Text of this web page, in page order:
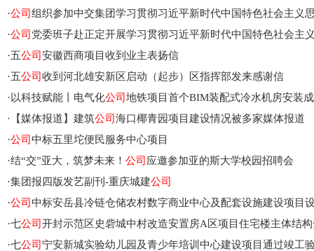
·公司 组织参加中交集团学习贯彻习近平新时代中国特色社会主义
·公司 党委班子赴正定开展学习贯彻习近平新时代中国特色社会主
·五公司 安徽西商项目收到业主表扬信
·五公司 收到河北雄安新区启动（起步）区指挥部发来感谢信
·以科技赋能丨电气化公司 地铁项目首个BIM装配式冷水机房安装
· 【媒体报道】建筑公司 海口椰青园项目建设情况被多家媒体报道
·公司 中标五里坨便民服务中心项目
·结“交”亚大，筑梦未来！ 公司 应邀参加亚的斯大学校园招聘会
·集团报四版发艺副刊-重庆城建公司
·公司 中标安岳县冷链仓储农村数字商业中心及配套设施建设项目
·七公司 开封示范区史砦城中村改造安置房A区项目住宅楼主体结
·七公司 宁安新城实验幼儿园及青少年培训中心建设项目通过竣工